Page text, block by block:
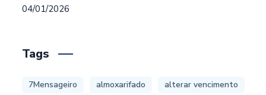
04/01/2026
Tags
7Mensageiro almoxarifado
alterar vencimento